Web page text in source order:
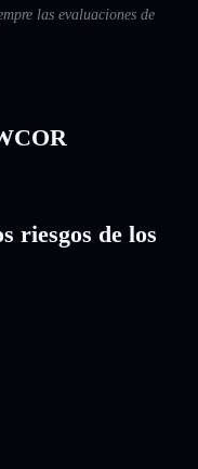
las evaluaciones de
riesgos de los